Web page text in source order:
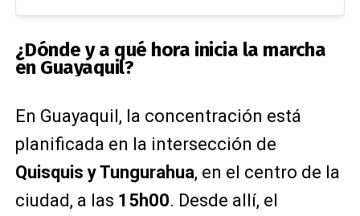
¿Dónde y a qué hora inicia la marcha
en Guayaquil?
En Guayaquil, la concentración está
planificada en la intersección de
Quisquis y Tungurahua, en el centro de la
ciudad, a las 15h00. Desde allí, el